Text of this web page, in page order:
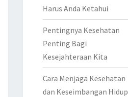
Harus Anda Ketahui
Pentingnya Kesehatan
Penting Bagi
Kesejahteraan Kita
Cara Menjaga Kesehatan
dan Keseimbangan Hidup